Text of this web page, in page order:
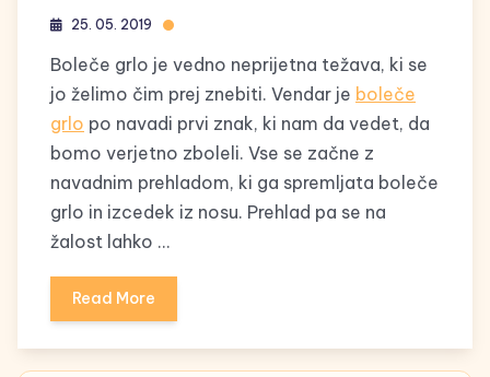
25. 05. 2019
Boleče grlo je vedno neprijetna težava, ki se
jo želimo čim prej znebiti. Vendar je boleče
grlo po navadi prvi znak, ki nam da vedet, da
bomo verjetno zboleli. Vse se začne z
navadnim prehladom, ki ga spremljata boleče
grlo in izcedek iz nosu. Prehlad pa se na
žalost lahko …
Read More